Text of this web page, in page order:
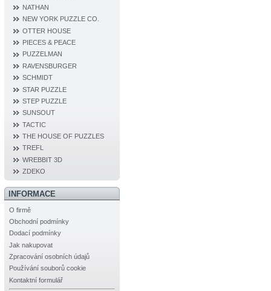
NATHAN
NEW YORK PUZZLE CO.
OTTER HOUSE
PIECES & PEACE
PUZZELMAN
RAVENSBURGER
SCHMIDT
STAR PUZZLE
STEP PUZZLE
SUNSOUT
TACTIC
THE HOUSE OF PUZZLES
TREFL
WREBBIT 3D
ZDEKO
INFORMACE
O firmě
Obchodní podmínky
Dodací podmínky
Jak nakupovat
Zpracování osobních údajů
Používání souborů cookie
Kontaktní formulář